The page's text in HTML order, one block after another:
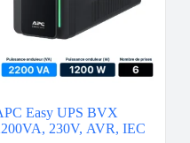
Easy UPS BVX
230V, AVR, IEC